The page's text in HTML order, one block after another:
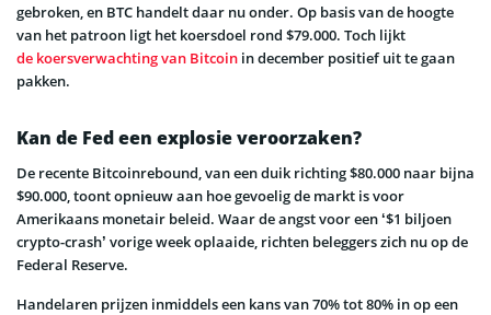
gebroken, en BTC handelt daar nu onder. Op basis van de hoogte
van het patroon ligt het koersdoel rond $79.000. Toch lijkt
de koersverwachting van Bitcoin in december positief uit te gaan
pakken.
Kan de Fed een explosie veroorzaken?
De recente Bitcoinrebound, van een duik richting $80.000 naar bijna
$90.000, toont opnieuw aan hoe gevoelig de markt is voor
Amerikaans monetair beleid. Waar de angst voor een ‘$1 biljoen
crypto-crash’ vorige week oplaaide, richten beleggers zich nu op de
Federal Reserve.
Handelaren prijzen inmiddels een kans van 70% tot 80% in op een